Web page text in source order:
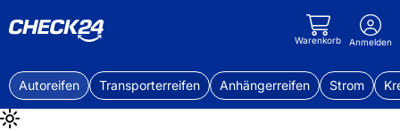
Warenkorb Anmelden
Autoreifen Transporterreifen Anhängerreifen Strom